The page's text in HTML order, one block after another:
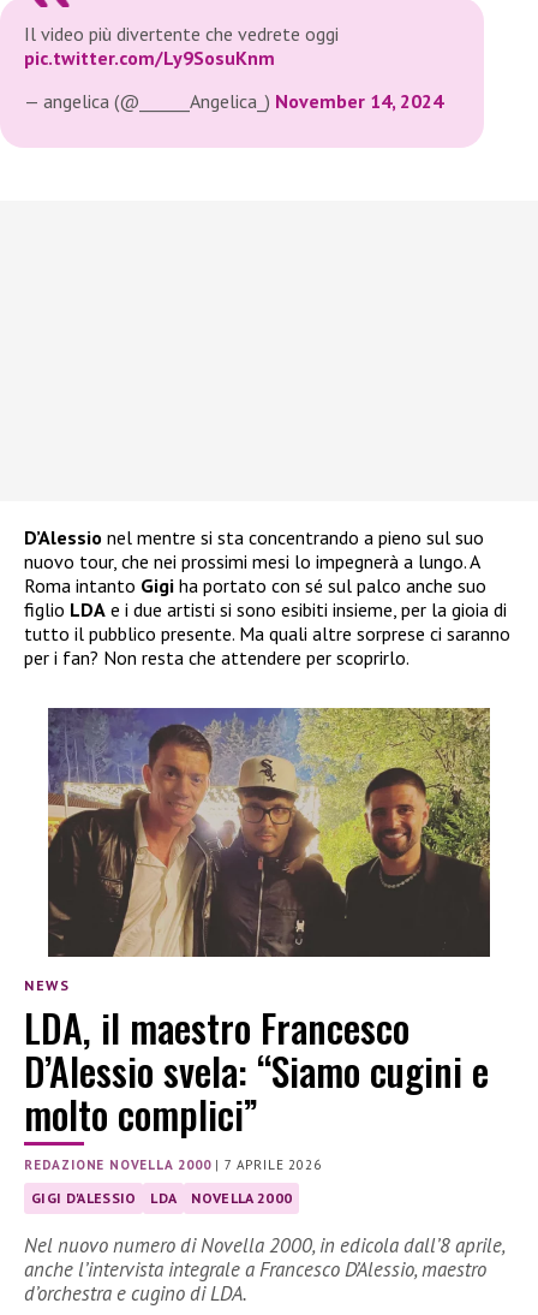
Il video più divertente che vedrete oggi
pic.twitter.com/Ly9SosuKnm
— angelica (@______Angelica_) November 14, 2024
D’Alessio nel mentre si sta concentrando a pieno sul suo
nuovo tour, che nei prossimi mesi lo impegnerà a lungo. A
Roma intanto Gigi ha portato con sé sul palco anche suo
figlio LDA e i due artisti si sono esibiti insieme, per la gioia di
tutto il pubblico presente. Ma quali altre sorprese ci saranno
per i fan? Non resta che attendere per scoprirlo.
NEWS
LDA, il maestro Francesco
D’Alessio svela: “Siamo cugini e
molto complici”
REDAZIONE NOVELLA 2000|7 APRILE 2026
GIGI D'ALESSIO LDA NOVELLA 2000
Nel nuovo numero di Novella 2000, in edicola dall’8 aprile,
anche l’intervista integrale a Francesco D’Alessio, maestro
d’orchestra e cugino di LDA.